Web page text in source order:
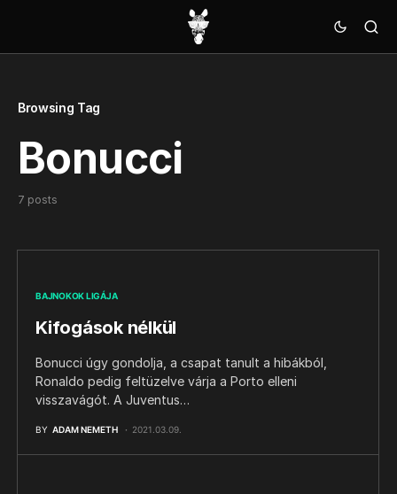
Browsing Tag
Bonucci
7 posts
BAJNOKOK LIGÁJA
Kifogások nélkül
Bonucci úgy gondolja, a csapat tanult a hibákból,
Ronaldo pedig feltüzelve várja a Porto elleni
visszavágót. A Juventus…
BY ADAM NEMETH 2021.03.09.